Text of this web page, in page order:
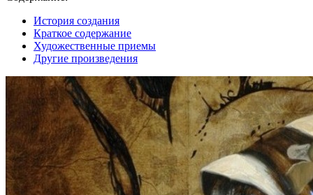
История создания
Краткое содержание
Художественные приемы
Другие произведения